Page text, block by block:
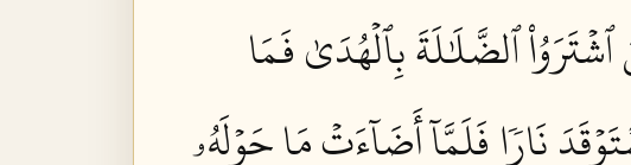
ٱلضَّلَٰلَةَ بِٱلۡهُدَىٰ فَمَا
نَارٗا فَلَمَّآ أَضَآءَتۡ مَا حَوۡلَهُۥ